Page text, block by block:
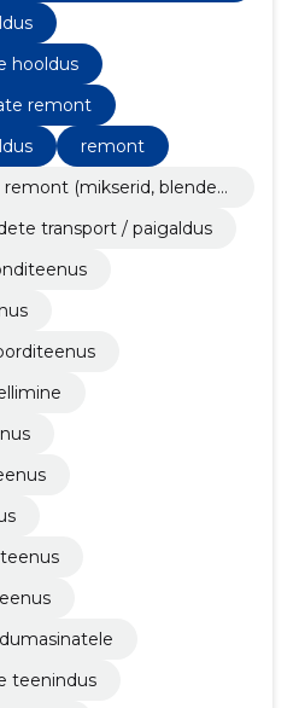
hooldus
remont
remont
(mikserid, blenderi
transport / paigaldus
teenindus